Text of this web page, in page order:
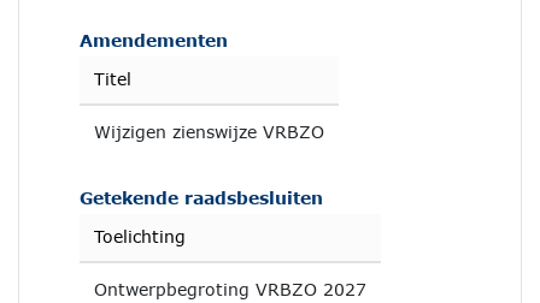
Amendementen
Titel
Wijzigen zienswijze VRBZO
Getekende raadsbesluiten
Toelichting
Ontwerpbegroting VRBZO 2027